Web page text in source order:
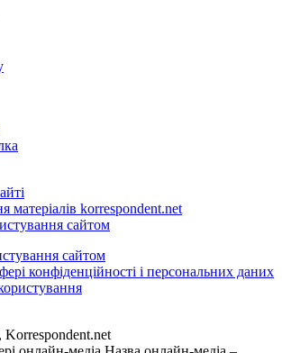
матеріалів korrespondent.net
сайтом
сайтом
конфіденційності і персональних даних